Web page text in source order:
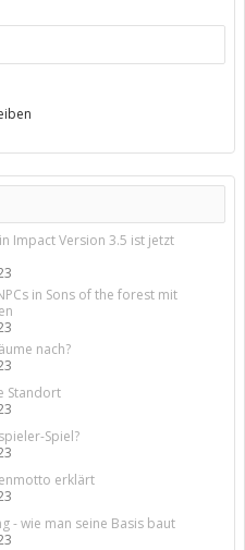
Impact Version 3.5 ist jetzt
in Sons of the forest mit
nach?
Standort
Spiel?
erklärt
- wie man seine Basis baut